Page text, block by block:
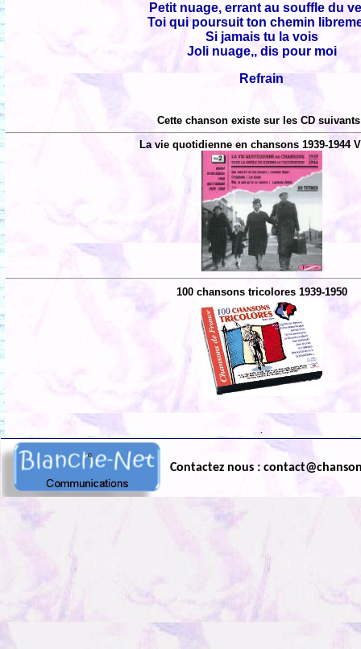
Petit nuage, errant au souffle du
Toi qui poursuit ton chemin
Si jamais tu la vois
Joli nuage,, dis pour moi
Refrain
Cette chanson existe sur les CD
La vie quotidienne en chansons 1939-1944
100 chansons tricolores 1939-1950
Contactez nous :